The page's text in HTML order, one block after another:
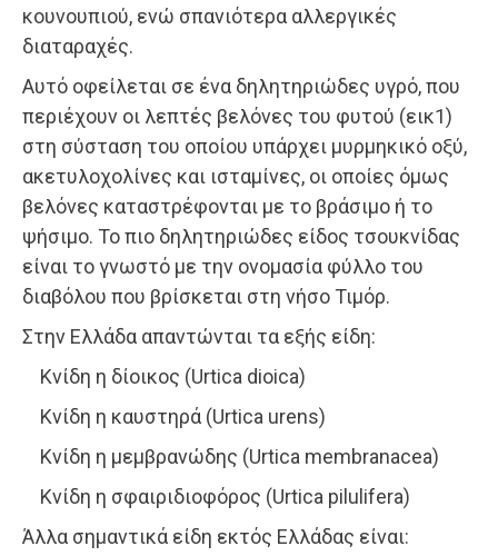
κουνουπιού, ενώ σπανιότερα αλλεργικές
διαταραχές.
Αυτό οφείλεται σε ένα δηλητηριώδες υγρό, που
περιέχουν οι λεπτές βελόνες του φυτού (εικ1)
στη σύσταση του οποίου υπάρχει μυρμηκικό οξύ,
ακετυλοχολίνες και ισταμίνες, οι οποίες όμως
βελόνες καταστρέφονται με το βράσιμο ή το
ψήσιμο. Το πιο δηλητηριώδες είδος τσουκνίδας
είναι το γνωστό με την ονομασία φύλλο του
διαβόλου που βρίσκεται στη νήσο Τιμόρ.
Στην Ελλάδα απαντώνται τα εξής είδη:
Κνίδη η δίοικος (Urtica dioica)
Κνίδη η καυστηρά (Urtica urens)
Κνίδη η μεμβρανώδης (Urtica membranacea)
Κνίδη η σφαιριδιοφόρος (Urtica pilulifera)
Άλλα σημαντικά είδη εκτός Ελλάδας είναι: